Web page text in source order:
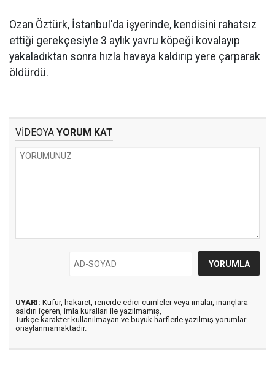
Ozan Öztürk, İstanbul'da işyerinde, kendisini rahatsız
ettiği gerekçesiyle 3 aylık yavru köpeği kovalayıp
yakaladıktan sonra hızla havaya kaldırıp yere çarparak
öldürdü.
VİDEOYA YORUM KAT
UYARI: Küfür, hakaret, rencide edici cümleler veya imalar, inançlara
saldırı içeren, imla kuralları ile yazılmamış,
Türkçe karakter kullanılmayan ve büyük harflerle yazılmış yorumlar
onaylanmamaktadır.